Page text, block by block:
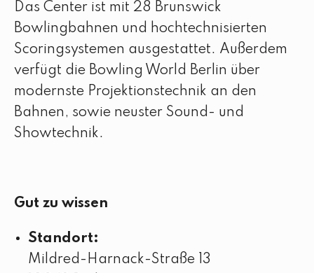
Das Center ist mit 28 Brunswick
Bowlingbahnen und hochtechnisierten
Scoringsystemen ausgestattet. Außerdem
verfügt die Bowling World Berlin über
modernste Projektionstechnik an den
Bahnen, sowie neuster Sound- und
Showtechnik.
Gut zu wissen
Standort:
Mildred-Harnack-Straße 13